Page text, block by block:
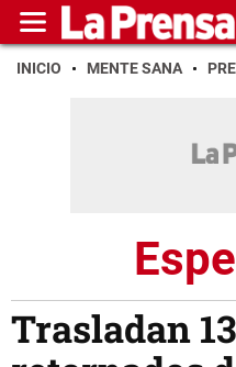
INICIO MENTE SANA
Trasladan